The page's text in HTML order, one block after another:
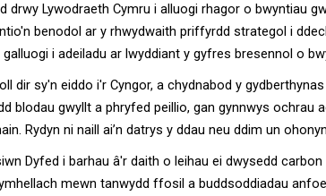
drwy Lywodraeth Cymru i alluogi rhagor o bwyntiau
benodol ar y rhwydwaith priffyrdd strategol i
galluogi i adeiladu ar lwyddiant y gyfres bresennol o
dir sy'n eiddo i'r Cyngor, a chydnabod y
blodau gwyllt a phryfed peillio, gan gynnwys
Rydyn ni naill ai’n datrys y ddau neu ddim un
Dyfed i barhau â'r daith o leihau ei dwysedd
mewn tanwydd ffosil a buddsoddiadau